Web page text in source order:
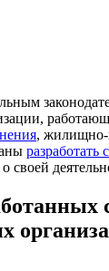
, жилищно-
разработать